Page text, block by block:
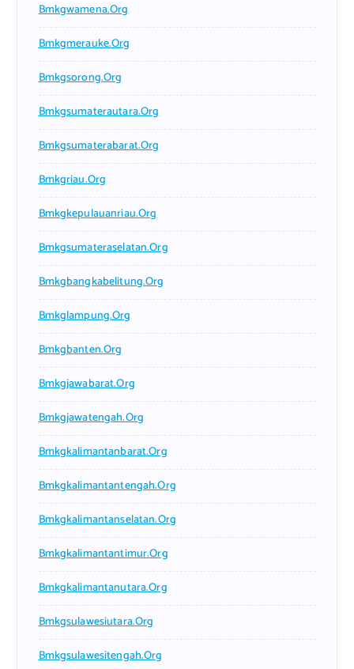
Bmkgwamena.org
Bmkgmerauke.org
Bmkgsorong.org
Bmkgsumaterautara.org
Bmkgsumaterabarat.org
Bmkgriau.org
Bmkgkepulauanriau.org
Bmkgsumateraselatan.org
Bmkgbangkabelitung.org
Bmkglampung.org
Bmkgbanten.org
Bmkgjawabarat.org
Bmkgjawatengah.org
Bmkgkalimantanbarat.org
Bmkgkalimantantengah.org
Bmkgkalimantanselatan.org
Bmkgkalimantantimur.org
Bmkgkalimantanutara.org
Bmkgsulawesiutara.org
Bmkgsulawesitengah.org